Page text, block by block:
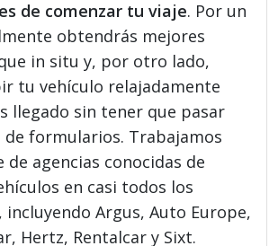
de comenzar tu viaje. Por un
obtendrás mejores
in situ y, por otro lado,
tu vehículo relajadamente
llegado sin tener que pasar
formularios. Trabajamos
de agencias conocidas de
en casi todos los
Argus, Auto Europe,
Hertz, Rentalcar y Sixt.